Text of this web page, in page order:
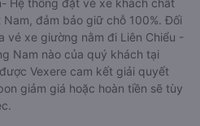
Hệ thống đặt vé xe khách chất
đảm bảo giữ chỗ 100%. Đối
vé xe giường nằm đi Liên Chiểu -
Nam nào của quý khách tại
Vexere cam kết giải quyết
giảm giá hoặc hoàn tiền sẽ tùy